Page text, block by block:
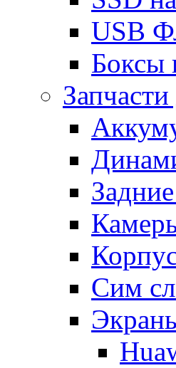
USB
Боксы
Сим